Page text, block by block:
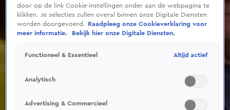
door op de link Cookie-instellingen onder aan de webpagina te
klikken. Je selecties zullen overal binnen onze Digitale Diensten
worden doorgevoerd.
Raadpleeg onze Cookieverklaring voor
meer informatie.
Bekijk hier onze Digitale Diensten.
Functioneel & Essentieel Altijd actief
Analytisch
Advertising & Commercieel